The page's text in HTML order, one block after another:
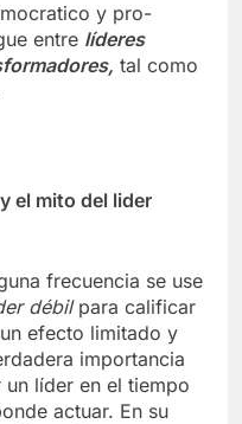
y pro-
entre líderes
tal como
el mito del lider
frecuencia se use
débilpara calificar
efecto limitado y
importancia
líder en el tiempo
actuar. En su